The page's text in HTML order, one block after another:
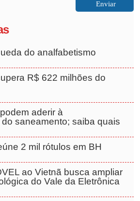
do analfabetismo
R$ 622 milhões do
aderir à
saneamento; saiba quais
2 mil rótulos em BH
ao Vietnã busca ampliar
do Vale da Eletrônica